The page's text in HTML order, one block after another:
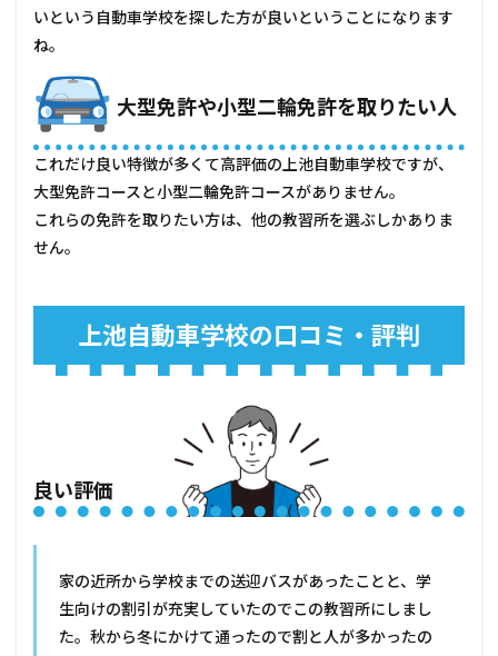
いという自動車学校を探した方が良いということになります
ね。
大型免許や小型二輪免許を取りたい人
これだけ良い特徴が多くて高評価の上池自動車学校ですが、
大型免許コースと小型二輪免許コースがありません。
これらの免許を取りたい方は、他の教習所を選ぶしかありま
せん。
上池自動車学校の口コミ・評判
良い評価
家の近所から学校までの送迎バスがあったことと、学
生向けの割引が充実していたのでこの教習所にしまし
た。秋から冬にかけて通ったので割と人が多かったの